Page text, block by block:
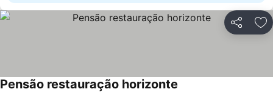
Partilhar
Pensão restauração horizonte